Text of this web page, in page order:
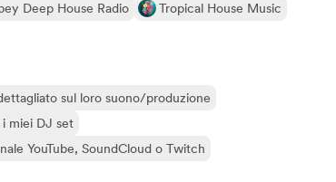
Deep House Radio
Tropical House Music
sul loro suono/produzione
miei DJ set
YouTube, SoundCloud o Twitch